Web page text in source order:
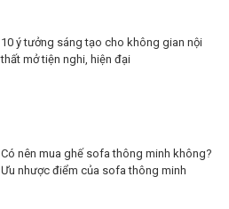
10 ý tưởng sáng tạo cho không gian nội
thất mở tiện nghi, hiện đại
Có nên mua ghế sofa thông minh không?
Ưu nhược điểm của sofa thông minh